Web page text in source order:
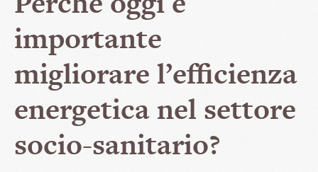
importante
migliorare l’efficienza
energetica nel settore
socio-sanitario?